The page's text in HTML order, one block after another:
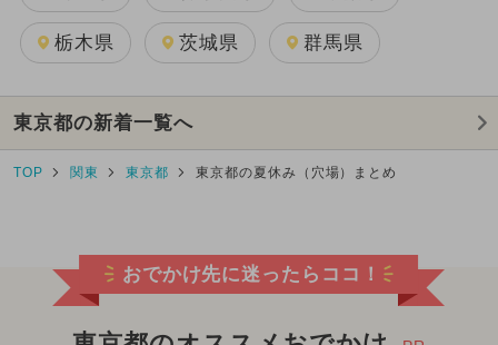
栃木県 茨城県 群馬県
東京都の新着一覧へ
TOP 関東 東京都 東京都の夏休み（穴場）まとめ
おでかけ先に迷ったらココ！